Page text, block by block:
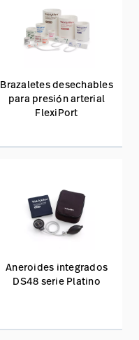
Brazaletes desechables
para presión arterial
FlexiPort
Aneroides integrados
DS48 serie Platino